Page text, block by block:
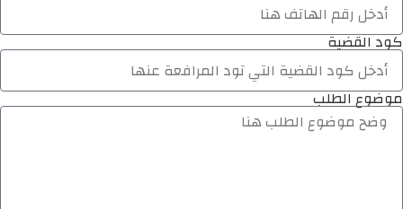
كود القضية
موضوع الطلب